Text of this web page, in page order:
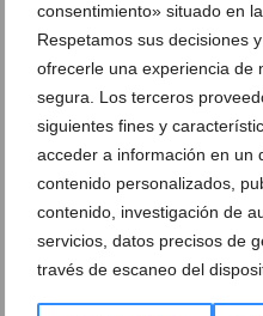
consentimiento» situado en
Respetamos sus decisiones
ofrecerle una experiencia de
segura. Los terceros
siguientes fines y
acceder a información en un
contenido personalizados,
contenido, investigación de
servicios, datos precisos de
través de escaneo del
Bronco enfrentamiento
norma contra la
31 de julio de 2026